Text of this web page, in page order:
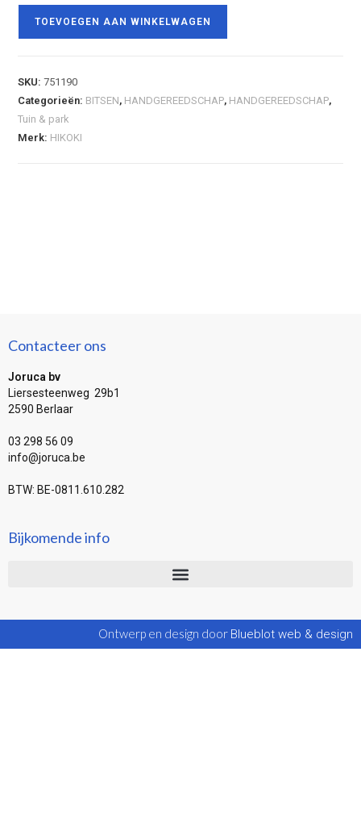
TOEVOEGEN AAN WINKELWAGEN
SKU:751190
Categorieën: BITSEN, HANDGEREEDSCHAP, HANDGEREEDSCHAP,
Tuin & park
Merk: HIKOKI
Contacteer ons
Joruca bv
Liersesteenweg 29b1
2590 Berlaar
03 298 56 09
info@joruca.be
BTW: BE-0811.610.282
Bijkomende info
Ontwerp en design door Blueblot web & design